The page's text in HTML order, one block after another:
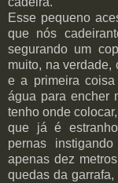
Esse pequeno
que nós
segurando um
muito, na
e a primeira
água para encher
tenho onde
que já é
pernas
apenas dez
quedas da